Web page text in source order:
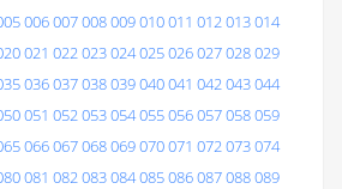
006007008009010011 012013014
021 022023024025026027028029
036037038039040041 042043044
051 052053054055056057058059
066067068069070071 072073074
081 082083084085086087088089